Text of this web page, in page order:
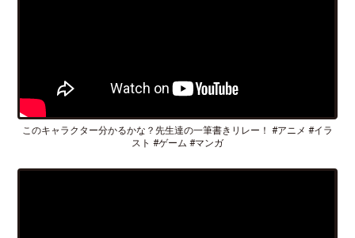
このキャラクター分かるかな？先生達の一筆書きリレー！ #アニメ #イラ
スト #ゲーム #マンガ